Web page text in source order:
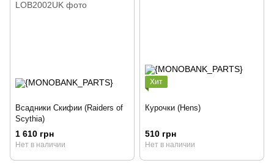
Всадники Скифии (Raiders of
Scythia)
1 610 грн
Нет в наличии
Хит
Курочки (Hens)
510 грн
Нет в наличии